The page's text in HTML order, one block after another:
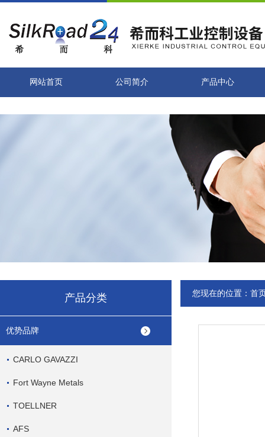
网站首页 公司简介 产品中心
产品分类
优势品牌
CARLO GAVAZZI
Fort Wayne Metals
TOELLNER
AFS
您现在的位置： 首